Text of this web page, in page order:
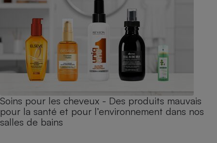
Soins pour les cheveux - Des produits mauvais
pour la santé et pour l’environnement dans nos
salles de bains